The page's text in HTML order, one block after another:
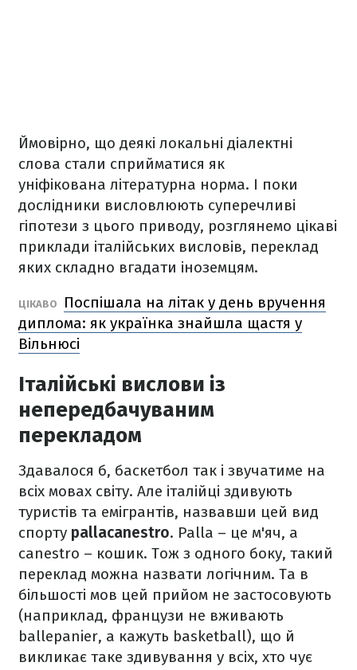
Ймовірно, що деякі локальні діалектні
слова стали сприйматися як
уніфікована літературна норма. І поки
дослідники висловлюють суперечливі
гіпотези з цього приводу, розглянемо цікаві
приклади італійських висловів, переклад
яких складно вгадати іноземцям.
ЦІКАВО
Поспішала на літак у день вручення
диплома: як українка знайшла щастя у
Вільнюсі
Італійські вислови із
непередбачуваним
перекладом
Здавалося б, баскетбол так і звучатиме на
всіх мовах світу. Але італійці здивують
туристів та емігрантів, назвавши цей вид
спорту pallacanestro. Palla – це м'яч, а
canestro – кошик. Тож з одного боку, такий
переклад можна назвати логічним. Та в
більшості мов цей прийом не застосовують
(наприклад, французи не вживають
ballepanier, а кажуть basketball), що й
викликає таке здивування у всіх, хто чує